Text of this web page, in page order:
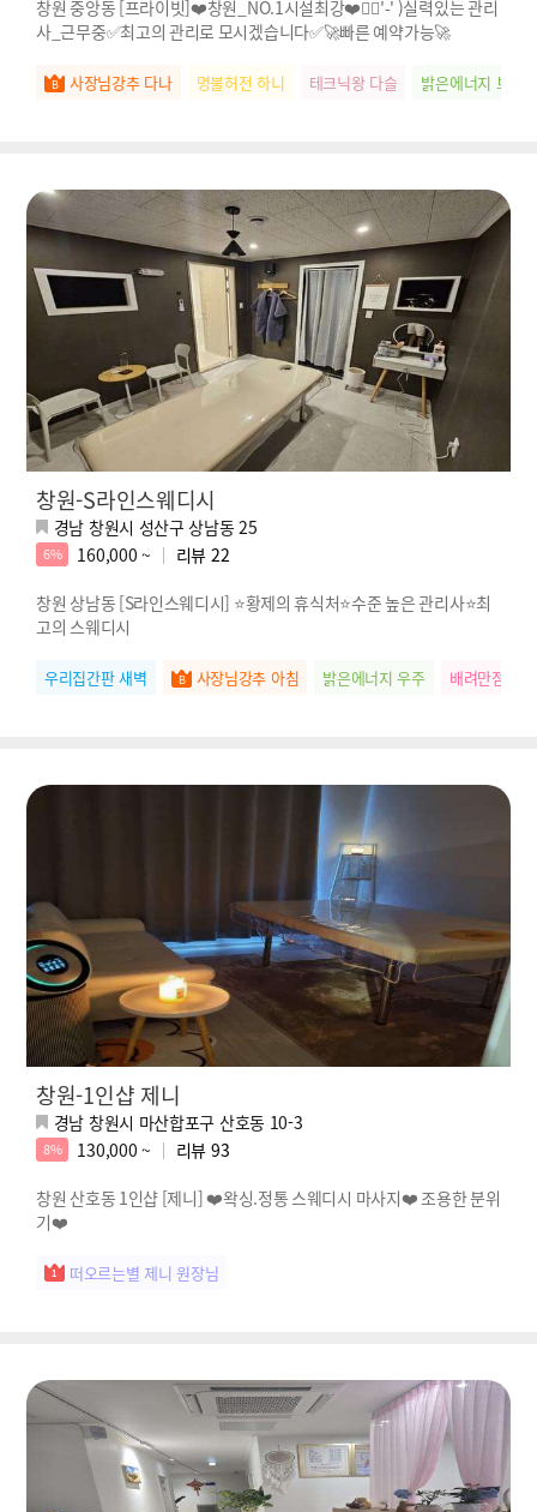
창원 중앙동 [프라이빗]❤️창원_NO.1시설최강❤️🖐🏻'-' )실력있는 관리
사_근무중✅최고의 관리로 모시겠습니다✅🚀빠른 예약가능🚀
사장님강추 다나 명불허전 하니 테크닉왕 다슬 밝은에너지 보브
창원-S라인스웨디시
경남 창원시 성산구 상남동 25
6% 160,000 ~ 리뷰 22
창원 상남동 [S라인스웨디시] ⭐황제의 휴식처⭐수준 높은 관리사⭐최
고의 스웨디시
우리집간판 새벽 사장님강추 아침 밝은에너지 우주 배려만점 하나
창원-1인샵 제니
경남 창원시 마산합포구 산호동 10-3
8% 130,000 ~ 리뷰 93
창원 산호동 1인샵 [제니] ❤️왁싱.정통 스웨디시 마사지❤️ 조용한 분위
기❤️
떠오르는별 제니 원장님